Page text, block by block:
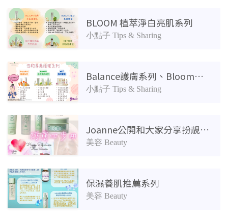
BLOOM 植萃淨白亮肌系列
小點子 Tips & Sharing
Balance護膚系列、Bloom淨白亮肌系列及Art護膚套裝有什麼分別？
小點子 Tips & Sharing
Joanne公開和大家分享扮靚心得！
美容 Beauty
保濕養肌推薦系列
美容 Beauty